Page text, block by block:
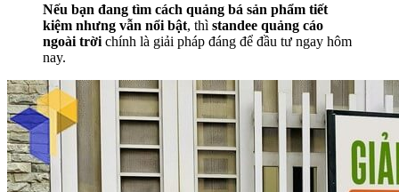
Nếu bạn đang tìm cách quảng bá sản phẩm tiết
kiệm nhưng vẫn nổi bật, thì standee quảng cáo
ngoài trời chính là giải pháp đáng để đầu tư ngay hôm
nay.